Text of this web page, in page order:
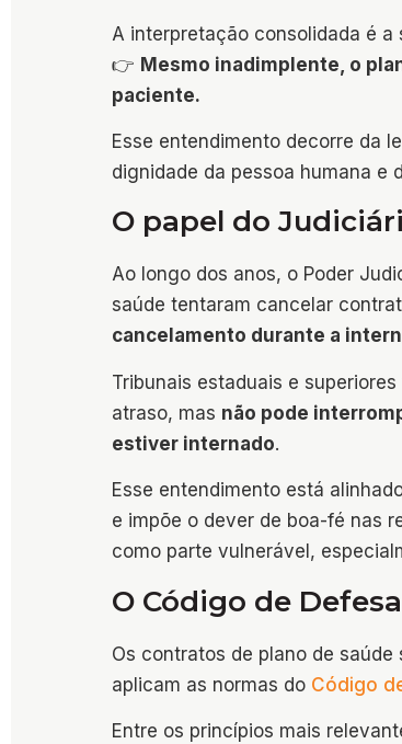
A interpretação consolidada é a
👉 Mesmo inadimplente, o
paciente.
Esse entendimento decorre da
dignidade da pessoa humana e
O papel do
Ao longo dos anos, o Poder
saúde tentaram cancelar
cancelamento durante a
Tribunais estaduais e
atraso, mas não pode
estiver internado.
Esse entendimento está
e impõe o dever de boa-fé nas
como parte vulnerável,
O Código de
Os contratos de plano de
aplicam as normas do Código
Entre os princípios mais